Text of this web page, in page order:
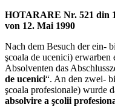
HOTARARE Nr. 521 din
von 12. Mai 1990
Nach dem Besuch der ein-
şcoala de ucenici)
Absolventen das
de ucenici“. An den zwei-
şcoala profesionale) wurde
absolvire a şcolii